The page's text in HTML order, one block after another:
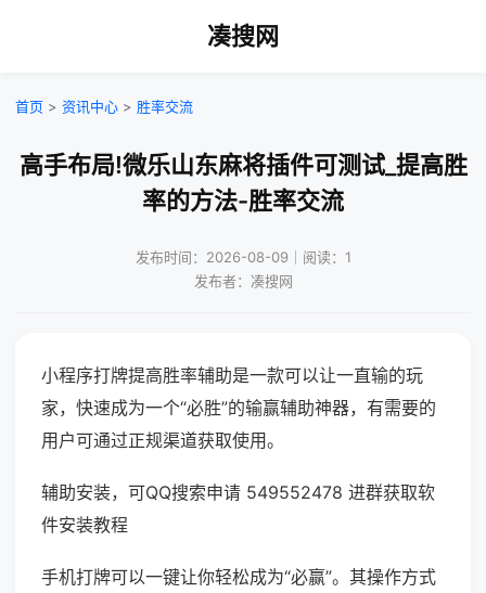
凑搜网
首页 > 资讯中心 > 胜率交流
高手布局!微乐山东麻将插件可测试_提高胜
率的方法-胜率交流
发布时间：2026-08-09｜阅读：1
发布者：凑搜网
小程序打牌提高胜率辅助是一款可以让一直输的玩
家，快速成为一个“必胜”的输赢辅助神器，有需要的
用户可通过正规渠道获取使用。
辅助安装，可QQ搜索申请 549552478 进群获取软
件安装教程
手机打牌可以一键让你轻松成为“必赢”。其操作方式